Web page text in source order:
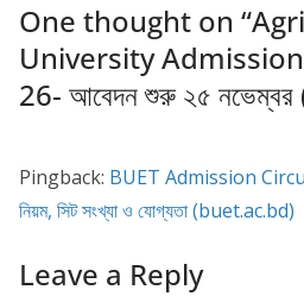
One thought on “
University
26- আবেদন শুরু ২৫
Pingback: BUET Admission
নিয়ম, সিট সংখ্যা ও যোগ্যতা (buet.ac.bd)
Leave a Reply